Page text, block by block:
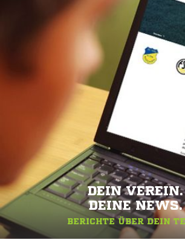
DEIN VEREIN.
DEINE NEWS.
BERICHTE ÜBER DEIN